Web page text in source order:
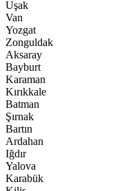
Uşak
Van
Yozgat
Zonguldak
Aksaray
Bayburt
Karaman
Kırıkkale
Batman
Şırnak
Bartın
Ardahan
Iğdır
Yalova
Karabük